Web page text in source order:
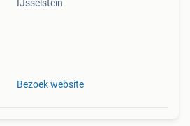
IJsselstein
Bezoek website